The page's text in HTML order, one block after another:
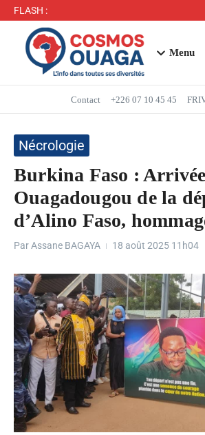
FLASH :
Mbappé entre dans l’histoire
Menu
Contact +226 07 10 45 45
Nécrologie
Burkina Faso :
Ouagadougou de la
d’Alino Faso,
ParAssane BAGAYA 18 août 2025 11h04